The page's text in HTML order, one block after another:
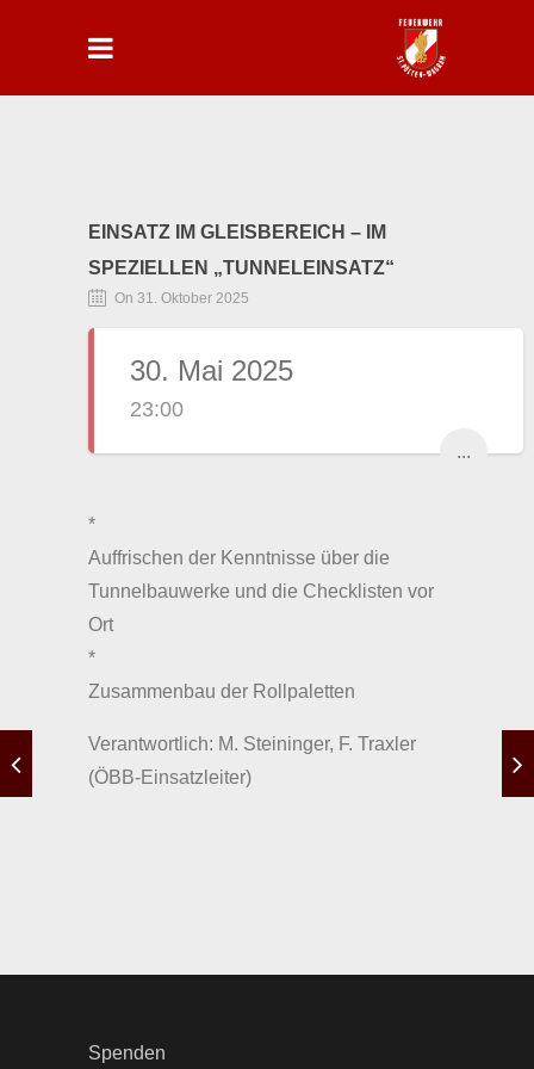
EINSATZ IM GLEISBEREICH – IM
SPEZIELLEN „TUNNELEINSATZ“
On 31. Oktober 2025
30. Mai 2025
23:00
...
*
Auffrischen der Kenntnisse über die
Tunnelbauwerke und die Checklisten vor
Ort
*
Zusammenbau der Rollpaletten
Verantwortlich: M. Steininger, F. Traxler
(ÖBB-Einsatzleiter)
Spenden